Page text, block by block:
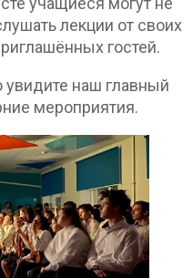
лекции от своих
гостей.
увидите наш главный
мероприятия.